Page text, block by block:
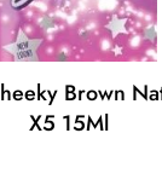
Brown
X5 15Ml